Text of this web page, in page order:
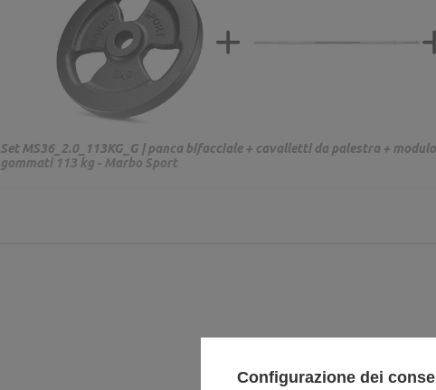
Set MS36_2.0_113KG_G | panca bifacciale + cavalletti da palestra +
gommati 113 kg - Marbo Sport
Configurazione dei